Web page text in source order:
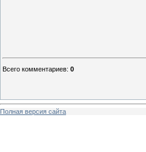
Всего комментариев: 0
Полная версия сайта